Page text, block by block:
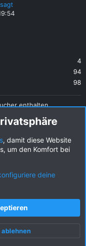
4
94
98
enthalten.
Oben Unten
, damit diese Website
um den Komfort bei
deine